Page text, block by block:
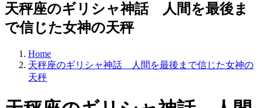
天秤座のギリシャ神話 人間を最後ま
で信じた女神の天秤
Home
天秤座のギリシャ神話 人間を最後まで信じた女神の
天秤